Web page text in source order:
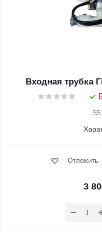
Входная трубка
Отложить
3